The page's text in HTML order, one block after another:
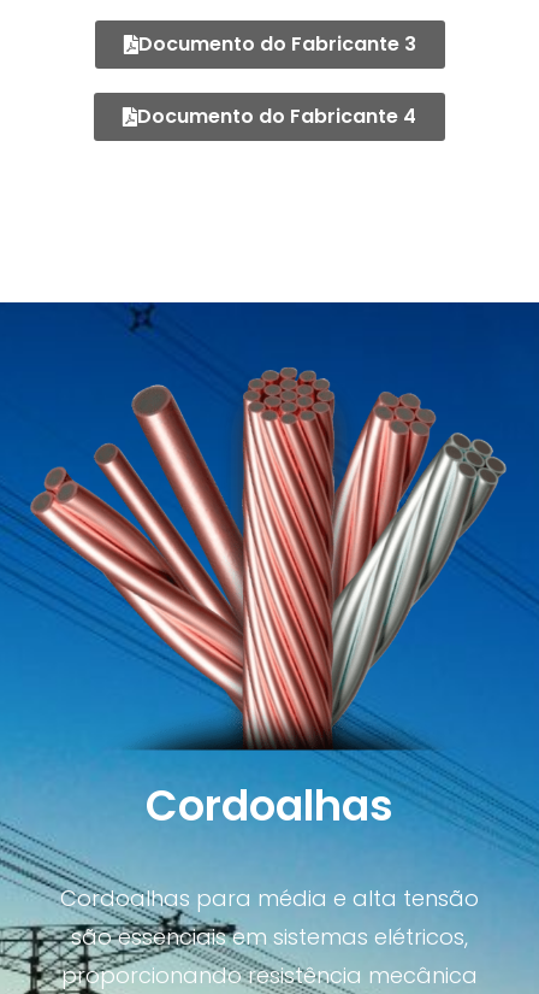
Documento do Fabricante 3
Documento do Fabricante 4
Cordoalhas
Cordoalhas para média e alta tensão
são essenciais em sistemas elétricos,
proporcionando resistência mecânica